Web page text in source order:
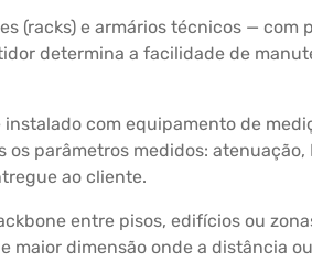
(racks) e armários técnicos — com
determina a facilidade de
com equipamento de
parâmetros medidos: atenuação,
ao cliente.
entre pisos, edifícios ou
dimensão onde a distância